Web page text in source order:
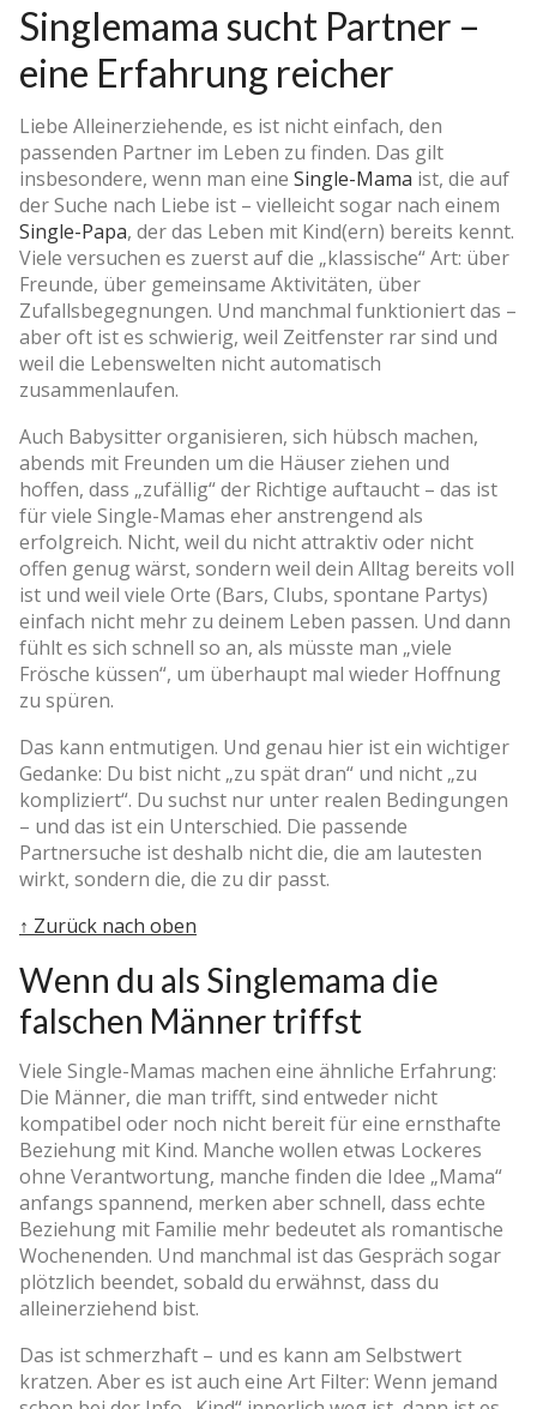
Singlemama sucht Partner –
eine Erfahrung reicher
Liebe Alleinerziehende, es ist nicht einfach, den
passenden Partner im Leben zu finden. Das gilt
insbesondere, wenn man eine Single-Mama ist, die auf
der Suche nach Liebe ist – vielleicht sogar nach einem
Single-Papa, der das Leben mit Kind(ern) bereits kennt.
Viele versuchen es zuerst auf die „klassische“ Art: über
Freunde, über gemeinsame Aktivitäten, über
Zufallsbegegnungen. Und manchmal funktioniert das –
aber oft ist es schwierig, weil Zeitfenster rar sind und
weil die Lebenswelten nicht automatisch
zusammenlaufen.
Auch Babysitter organisieren, sich hübsch machen,
abends mit Freunden um die Häuser ziehen und
hoffen, dass „zufällig“ der Richtige auftaucht – das ist
für viele Single-Mamas eher anstrengend als
erfolgreich. Nicht, weil du nicht attraktiv oder nicht
offen genug wärst, sondern weil dein Alltag bereits voll
ist und weil viele Orte (Bars, Clubs, spontane Partys)
einfach nicht mehr zu deinem Leben passen. Und dann
fühlt es sich schnell so an, als müsste man „viele
Frösche küssen“, um überhaupt mal wieder Hoffnung
zu spüren.
Das kann entmutigen. Und genau hier ist ein wichtiger
Gedanke: Du bist nicht „zu spät dran“ und nicht „zu
kompliziert“. Du suchst nur unter realen Bedingungen
– und das ist ein Unterschied. Die passende
Partnersuche ist deshalb nicht die, die am lautesten
wirkt, sondern die, die zu dir passt.
↑ Zurück nach oben
Wenn du als Singlemama die
falschen Männer triffst
Viele Single-Mamas machen eine ähnliche Erfahrung:
Die Männer, die man trifft, sind entweder nicht
kompatibel oder noch nicht bereit für eine ernsthafte
Beziehung mit Kind. Manche wollen etwas Lockeres
ohne Verantwortung, manche finden die Idee „Mama“
anfangs spannend, merken aber schnell, dass echte
Beziehung mit Familie mehr bedeutet als romantische
Wochenenden. Und manchmal ist das Gespräch sogar
plötzlich beendet, sobald du erwähnst, dass du
alleinerziehend bist.
Das ist schmerzhaft – und es kann am Selbstwert
kratzen. Aber es ist auch eine Art Filter: Wenn jemand